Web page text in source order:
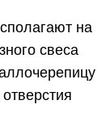
на
свеса